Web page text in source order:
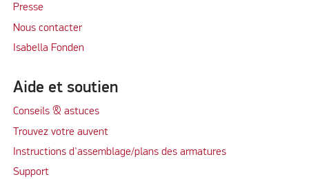
Presse
Nous contacter
Isabella Fonden
Aide et soutien
Conseils & astuces
Trouvez votre auvent
Instructions d'assemblage/plans des armatures
Support